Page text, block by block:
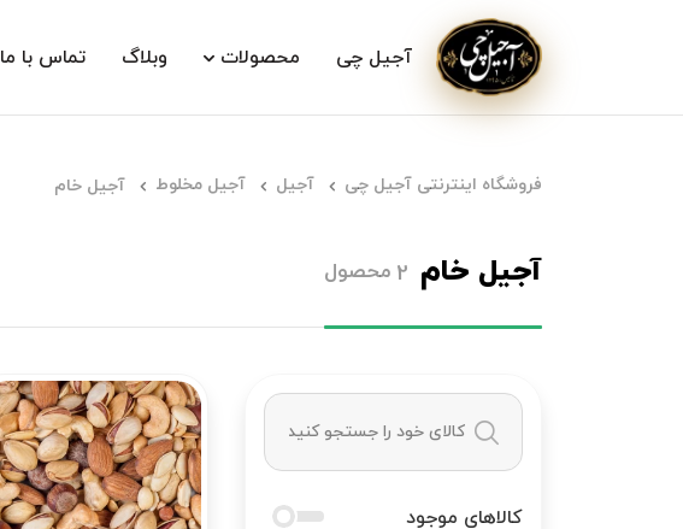
آجیل چی محصولات وبلاگ تماس با ما
فروشگاه اینترنتی آجیل چی آجیل آجیل مخلوط آجیل خام
آجیل خام 2 محصول
کالاهای موجود